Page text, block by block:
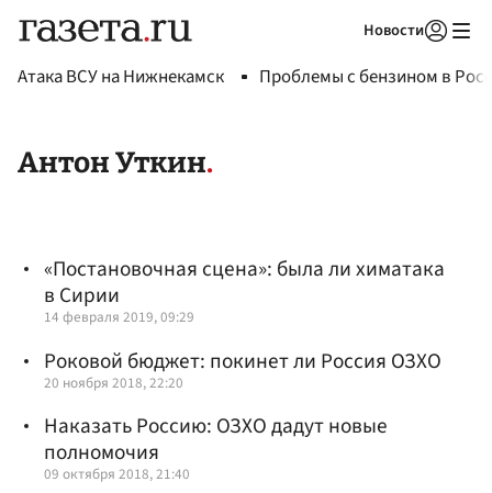
Новости
Атака ВСУ на Нижнекамск Проблемы с бензином в
Антон Уткин
«Постановочная сцена»: была ли химатака
в Сирии
14 февраля 2019, 09:29
Роковой бюджет: покинет ли Россия ОЗХО
20 ноября 2018, 22:20
Наказать Россию: ОЗХО дадут новые
полномочия
09 октября 2018, 21:40